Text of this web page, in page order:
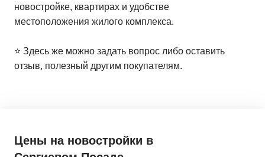
новостройке, квартирах и удобстве
местоположения жилого комплекса.
⭐️ Здесь же можно задать вопрос либо оставить
отзыв, полезный другим покупателям.
Цены на новостройки в